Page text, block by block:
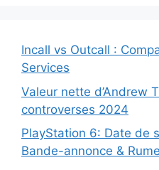
Incall vs Outcall :
Services
Valeur nette d’Andrew
controverses 2024
PlayStation 6: Date de
Bande-annonce &